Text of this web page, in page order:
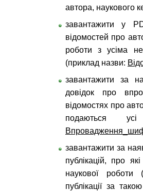
автора, наукового
завантажити у
відомостей про
роботи з усіма
(приклад назви:
завантажити за
довідок про
відомостях про
подаються
завантажити за
публікацій, про
наукової
публікації за